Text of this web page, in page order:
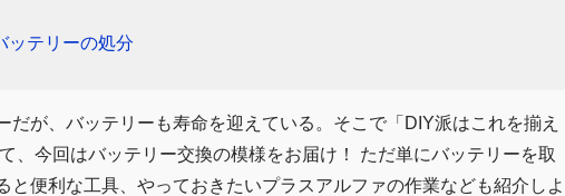
ッテリーの処分
が、バッテリーも寿命を迎えている。そこで「DIY派はこれを揃え
、今回はバッテリー交換の模様をお届け！ ただ単にバッテリーを取
と便利な工具、やっておきたいプラスアルファの作業なども紹介しよ